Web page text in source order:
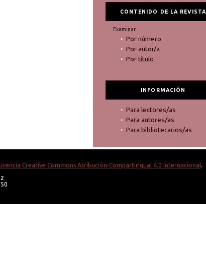
CONTENIDO DE LA REVISTA
Examinar
Por número
Por autor/a
Por título
INFORMACIÓN
Para lectores/as
Para autores/as
Para bibliotecarios/as
Creative Commons Atribución-CompartirIgual 4.0 Internacional.